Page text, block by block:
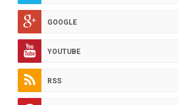
GOOGLE
YOUTUBE
RSS